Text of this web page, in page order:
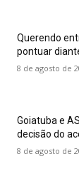
Querendo
pontuar
8 de agosto de
Goiatuba e
decisão do
8 de agosto de